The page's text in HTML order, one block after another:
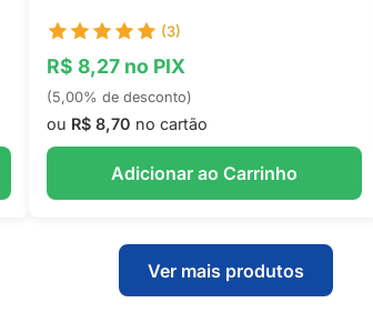
(3)
R$ 8,27 no PIX
(5,00% de desconto)
ou R$ 8,70 no cartão
Adicionar ao Carrinho
Ver mais produtos